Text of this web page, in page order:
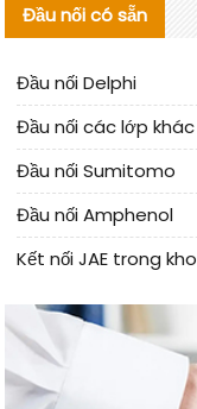
Đầu nối có sẵn
Đầu nối Delphi
Đầu nối các lớp khác
Đầu nối Sumitomo
Đầu nối Amphenol
Kết nối JAE trong kho